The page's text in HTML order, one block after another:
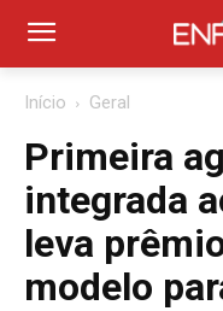
Início Geral
Primeira
integrada
leva
modelo